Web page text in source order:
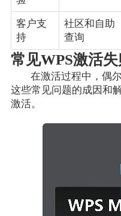
客户支
持
社区和自助
查询
常见WPS激活
在激活过程中，偶
这些常见问题的成因和
激活。